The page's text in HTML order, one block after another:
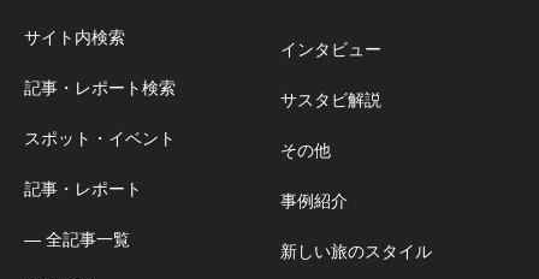
サイト内検索
記事・レポート検索
スポット・イベント
記事・レポート
― 全記事一覧
インタビュー
サスタビ解説
その他
事例紹介
新しい旅のスタイル